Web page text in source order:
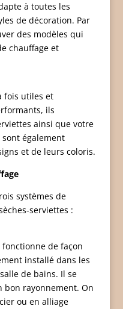
à toutes les
de décoration. Par
des modèles qui
chauffage et
fois utiles et
ils
ainsi que votre
également
et de leurs coloris.
systèmes de
serviettes :
de façon
installé dans les
de bains. Il se
rayonnement. On
ou en alliage